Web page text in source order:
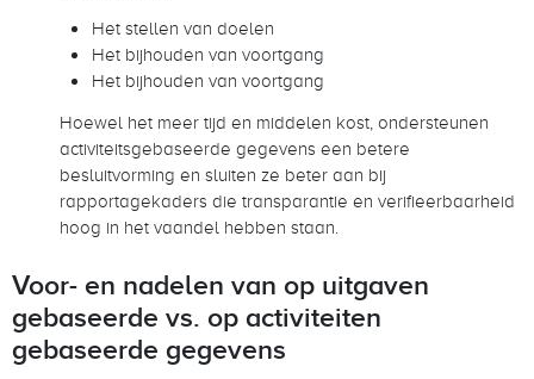
Het stellen van doelen
Het bijhouden van voortgang
Het bijhouden van voortgang
Hoewel het meer tijd en middelen kost, ondersteunen
activiteitsgebaseerde gegevens een betere
besluitvorming en sluiten ze beter aan bij
rapportagekaders die transparantie en verifieerbaarheid
hoog in het vaandel hebben staan.
Voor- en nadelen van op uitgaven
gebaseerde vs. op activiteiten
gebaseerde gegevens